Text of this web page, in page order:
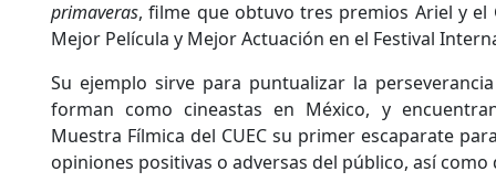
primaveras, filme que obtuvo tres premios Ariel y el
Mejor Película y Mejor Actuación en el Festival
Su ejemplo sirve para puntualizar la
forman como cineastas en México, y
Muestra Fílmica del CUEC su primer escaparate
opiniones positivas o adversas del público, así como